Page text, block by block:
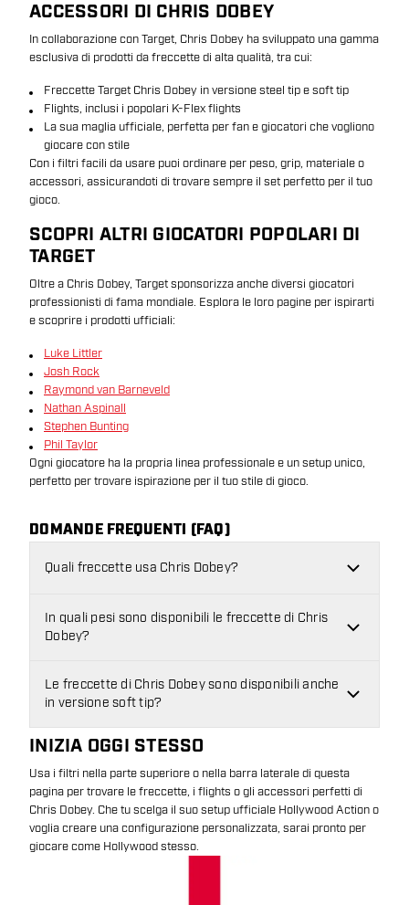
ACCESSORI DI CHRIS DOBEY
In collaborazione con Target, Chris Dobey ha sviluppato una gamma
esclusiva di prodotti da freccette di alta qualità, tra cui:
Freccette Target Chris Dobey in versione steel tip e soft tip
Flights, inclusi i popolari K-Flex flights
La sua maglia ufficiale, perfetta per fan e giocatori che vogliono
giocare con stile
Con i filtri facili da usare puoi ordinare per peso, grip, materiale o
accessori, assicurandoti di trovare sempre il set perfetto per il tuo
gioco.
SCOPRI ALTRI GIOCATORI POPOLARI DI
TARGET
Oltre a Chris Dobey, Target sponsorizza anche diversi giocatori
professionisti di fama mondiale. Esplora le loro pagine per ispirarti
e scoprire i prodotti ufficiali:
Luke Littler
Josh Rock
Raymond van Barneveld
Nathan Aspinall
Stephen Bunting
Phil Taylor
Ogni giocatore ha la propria linea professionale e un setup unico,
perfetto per trovare ispirazione per il tuo stile di gioco.
DOMANDE FREQUENTI (FAQ)
Quali freccette usa Chris Dobey?
In quali pesi sono disponibili le freccette di Chris
Dobey?
Le freccette di Chris Dobey sono disponibili anche
in versione soft tip?
INIZIA OGGI STESSO
Usa i filtri nella parte superiore o nella barra laterale di questa
pagina per trovare le freccette, i flights o gli accessori perfetti di
Chris Dobey. Che tu scelga il suo setup ufficiale Hollywood Action o
voglia creare una configurazione personalizzata, sarai pronto per
giocare come Hollywood stesso.